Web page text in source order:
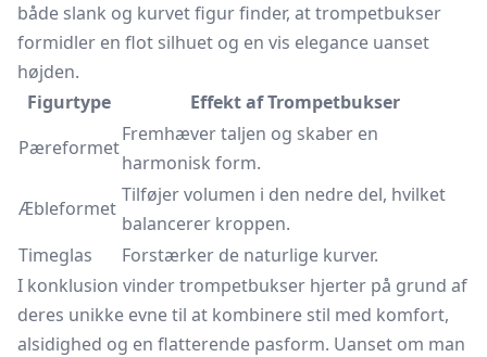
både slank og kurvet figur finder, at trompetbukser
formidler en flot silhuet og en vis elegance uanset
højden.
Figurtype
Effekt af Trompetbukser
Pæreformet
Fremhæver taljen og skaber en
harmonisk form.
Æbleformet
Tilføjer volumen i den nedre del, hvilket
balancerer kroppen.
Timeglas
Forstærker de naturlige kurver.
I konklusion vinder trompetbukser hjerter på grund af
deres unikke evne til at kombinere stil med komfort,
alsidighed og en flatterende pasform. Uanset om man